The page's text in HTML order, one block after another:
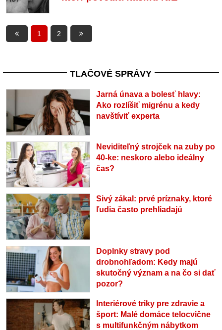
1 2
TLAČOVÉ SPRÁVY
Jarná únava a bolesť hlavy:
Ako rozlíšiť migrénu a kedy
navštíviť experta
Neviditeľný strojček na zuby po
40-ke: neskoro alebo ideálny
čas?
Sivý zákal: prvé príznaky, ktoré
ľudia často prehliadajú
Doplnky stravy pod
drobnohľadom: Kedy majú
skutočný význam a na čo si dať
pozor?
Interiérové triky pre zdravie a
šport: Malé domáce telocvične
s multifunkčným nábytkom